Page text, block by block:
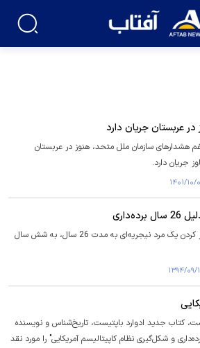
عربستان جریان دارد
هشدارهای سازمان ملل متحد، هنوز در عربستان
جریان دارد.
یک زوج انگلیسی به خاطر اسیر کردن یک مرد نیجریه‌ای به مدت 26 سال، به شش سال
کتاب جدید ادوارد باپتیست، تاریخ‌شناس و نویسنده
و شکل‌گیری نظام کاپیتالیسم آمریکایی" را مورد نقد